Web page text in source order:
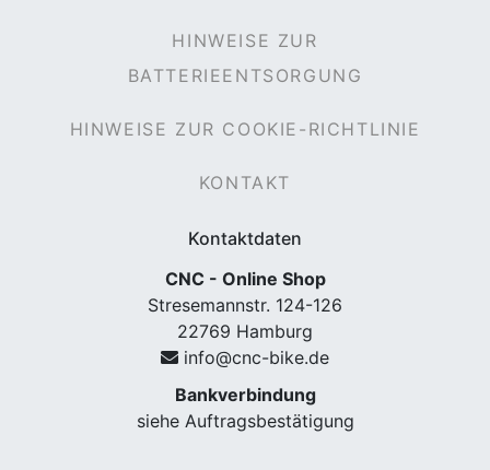
HINWEISE ZUR
BATTERIEENTSORGUNG
HINWEISE ZUR COOKIE-RICHTLINIE
KONTAKT
Kontaktdaten
CNC - Online Shop
Stresemannstr. 124-126
22769 Hamburg
info@cnc-bike.de
Bankverbindung
siehe Auftragsbestätigung